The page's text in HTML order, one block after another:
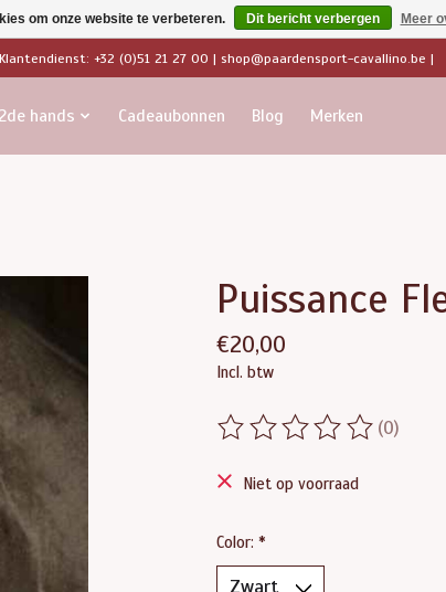
+32 (0)51 21 27 00 | shop@paardensport-cavallino.be |
2de hands Cadeaubonnen Blog Merken
Puissance
€20,00
Incl. btw
De beoordeling van dit
(0)
Niet op voorraad
Color: *
om onze website te verbeteren. Dit bericht verbergen Meer